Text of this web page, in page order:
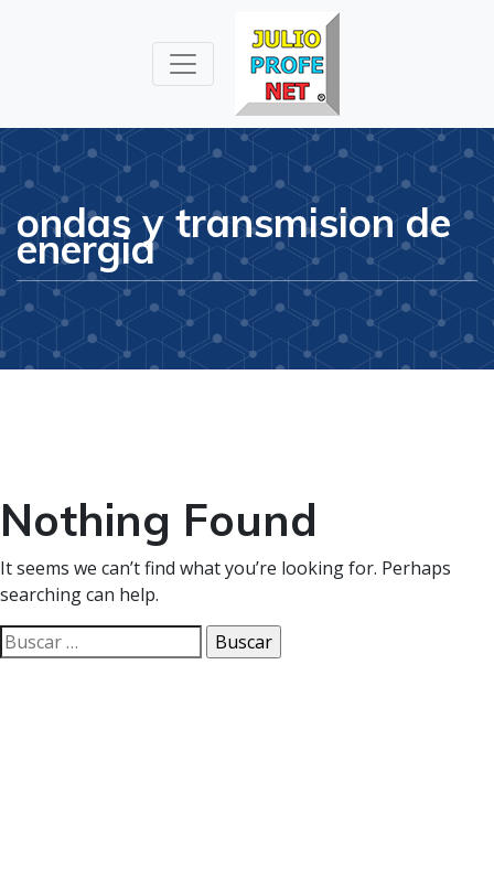
Física
ondas y transmision de
energia
Nothing Found
It seems we can’t find what you’re looking for. Perhaps
searching can help.
Buscar: